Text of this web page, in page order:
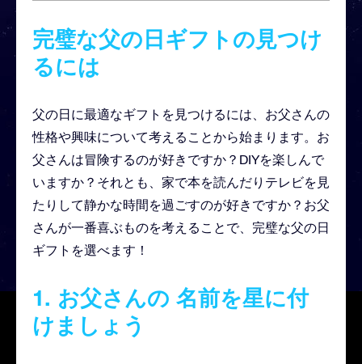
完璧な父の日ギフトの見つけ
るには
父の日に最適なギフトを見つけるには、お父さんの
性格や興味について考えることから始まります。お
父さんは冒険するのが好きですか？DIYを楽しんで
いますか？それとも、家で本を読んだりテレビを見
たりして静かな時間を過ごすのが好きですか？お父
さんが一番喜ぶものを考えることで、完璧な父の日
ギフトを選べます！
1. お父さんの 名前を星に付
けましょう